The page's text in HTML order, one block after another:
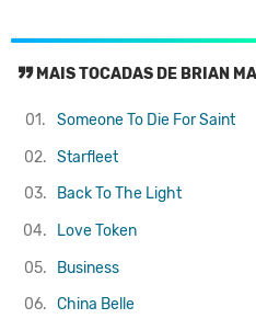
MAIS TOCADAS DE BRIAN
01. Someone To Die ForSaint
02. Starfleet
03.
Back To The Light
04.
Love Token
05.
Business
06. China Belle